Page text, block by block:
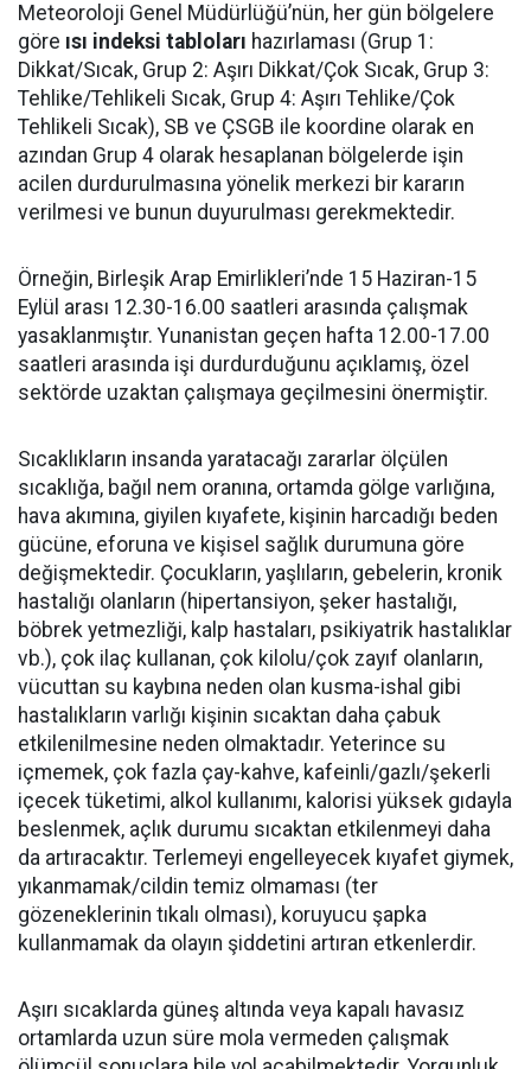
Meteoroloji Genel Müdürlüğü’nün, her gün bölgelere
göre ısı indeksi tabloları hazırlaması (Grup 1:
Dikkat/Sıcak, Grup 2: Aşırı Dikkat/Çok Sıcak, Grup 3:
Tehlike/Tehlikeli Sıcak, Grup 4: Aşırı Tehlike/Çok
Tehlikeli Sıcak), SB ve ÇSGB ile koordine olarak en
azından Grup 4 olarak hesaplanan bölgelerde işin
acilen durdurulmasına yönelik merkezi bir kararın
verilmesi ve bunun duyurulması gerekmektedir.
Örneğin, Birleşik Arap Emirlikleri’nde 15 Haziran-15
Eylül arası 12.30-16.00 saatleri arasında çalışmak
yasaklanmıştır. Yunanistan geçen hafta 12.00-17.00
saatleri arasında işi durdurduğunu açıklamış, özel
sektörde uzaktan çalışmaya geçilmesini önermiştir.
Sıcaklıkların insanda yaratacağı zararlar ölçülen
sıcaklığa, bağıl nem oranına, ortamda gölge varlığına,
hava akımına, giyilen kıyafete, kişinin harcadığı beden
gücüne, eforuna ve kişisel sağlık durumuna göre
değişmektedir. Çocukların, yaşlıların, gebelerin, kronik
hastalığı olanların (hipertansiyon, şeker hastalığı,
böbrek yetmezliği, kalp hastaları, psikiyatrik hastalıklar
vb.), çok ilaç kullanan, çok kilolu/çok zayıf olanların,
vücuttan su kaybına neden olan kusma-ishal gibi
hastalıkların varlığı kişinin sıcaktan daha çabuk
etkilenilmesine neden olmaktadır. Yeterince su
içmemek, çok fazla çay-kahve, kafeinli/gazlı/şekerli
içecek tüketimi, alkol kullanımı, kalorisi yüksek gıdayla
beslenmek, açlık durumu sıcaktan etkilenmeyi daha
da artıracaktır. Terlemeyi engelleyecek kıyafet giymek,
yıkanmamak/cildin temiz olmaması (ter
gözeneklerinin tıkalı olması), koruyucu şapka
kullanmamak da olayın şiddetini artıran etkenlerdir.
Aşırı sıcaklarda güneş altında veya kapalı havasız
ortamlarda uzun süre mola vermeden çalışmak